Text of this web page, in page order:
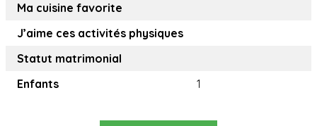
Ma cuisine favorite
J’aime ces activités physiques
Statut matrimonial
Enfants
1